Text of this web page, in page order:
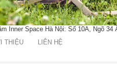
Inner Space Hà Nội: Số 10A, Ngõ
THIỆU LIÊN HỆ